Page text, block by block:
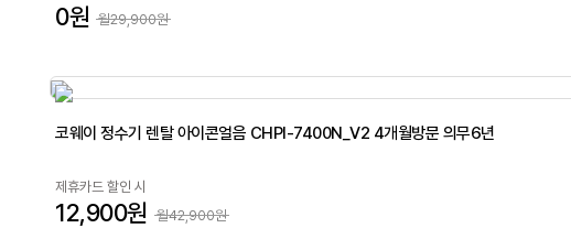
0원 월29,900원
코웨이 정수기 렌탈 아이콘얼음 CHPI-7400N_V2 4개월방문 의무6년
제휴카드 할인 시
12,900원 월42,900원